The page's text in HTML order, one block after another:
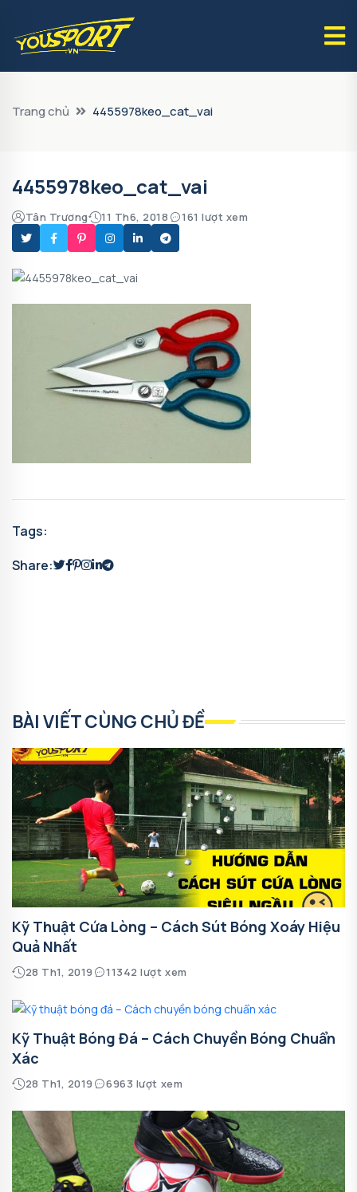
Trang chủ 4455978keo_cat_vai
4455978keo_cat_vai
Tân Trương 11 Th6, 2018 161 lượt xem
Tags:
Share:
BÀI VIẾT CÙNG CHỦ ĐỀ
Kỹ Thuật Cứa Lòng – Cách Sút Bóng Xoáy Hiệu
Quả Nhất
28 Th1, 2019 11342 lượt xem
Kỹ Thuật Bóng Đá – Cách Chuyền Bóng Chuẩn
Xác
28 Th1, 2019 6963 lượt xem